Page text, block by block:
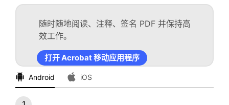
随时随地阅读、注释、签名 PDF 并保持高
效工作。
打开 Acrobat 移动应用程序
Android iOS